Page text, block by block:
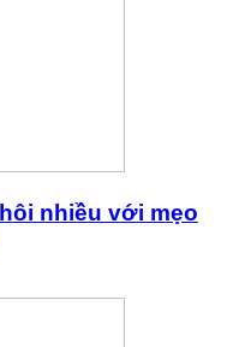
nhiều với mẹo